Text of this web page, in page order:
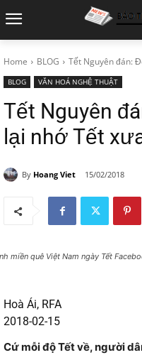
Home BLOG Tết Nguyên đán:
BLOG VĂN HOÁ NGHỆ THUẬT
Tết Nguyên
lại nhớ Tết
By Hoang Viet 15/02/2018
miền quê Việt Nam ngày Tết
Hoà Ái, RFA
2018-02-15
Cứ mỗi độ Tết về, người